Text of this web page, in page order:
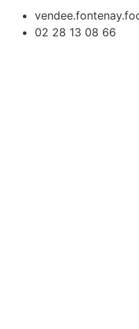
02 28 13 08 66